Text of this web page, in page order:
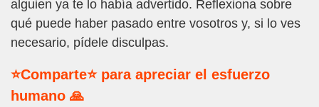
alguien ya te lo había advertido. Reflexiona sobre
qué puede haber pasado entre vosotros y, si lo ves
necesario, pídele disculpas.
⭐Comparte⭐ para apreciar el esfuerzo
humano 🙏